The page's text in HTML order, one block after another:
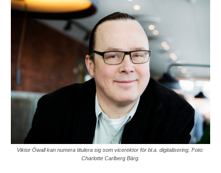
Viktor Öwall kan numera titulera sig som vicerektor för bl.a. digitalisering. Foto:
Charlotte Carlberg Bärg.